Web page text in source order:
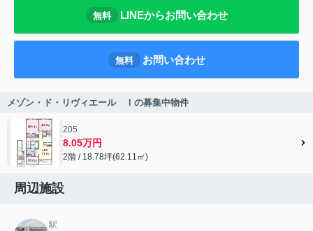
無料 LINEからお問い合わせ
無料 お問い合わせ
メゾン・ド・リヴィエール Ⅰの募集中物件
205
8.05万円
2階 / 18.78坪(62.11㎡)
周辺施設
駅